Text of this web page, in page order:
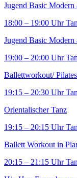
Jugend Basic Modern
18:00 – 19:00 Uhr
Jugend Basic
19:00 – 20:00 Uhr
Ballettworkout/
19:15 – 20:30 Uhr
Orientalischer Tanz
19:15 – 20:15 Uhr
Ballett Workout in
20:15 – 21:15 Uhr